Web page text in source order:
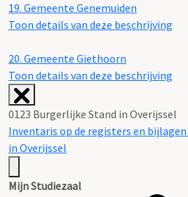
19. Gemeente Genemuiden
Toon details van deze beschrijving
20. Gemeente Giethoorn
Toon details van deze beschrijving
0123 Burgerlijke Stand in Overijssel
Inventaris op de registers en
in Overijssel
Mijn Studiezaal